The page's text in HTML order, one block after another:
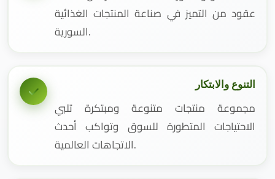
عقود من التميز في صناعة المنتجات الغذائية
السورية.
التنوع والابتكار
مجموعة منتجات متنوعة ومبتكرة تلبي
الاحتياجات المتطورة للسوق وتواكب أحدث
الاتجاهات العالمية.